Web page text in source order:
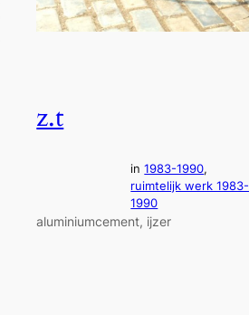
z.t
in1983-1990
ruimtelijk werk 1983-
1990
aluminiumcement, ijzer